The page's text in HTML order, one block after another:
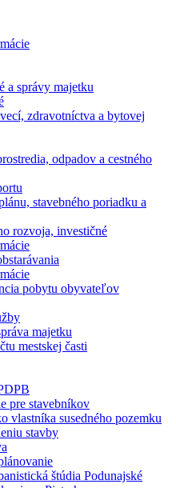
a správy majetku
zdravotníctva a bytovej
odpadov a cestného
stavebného poriadku a
rozvoja, investičné
pobytu obyvateľov
majetku
mestskej časti
pre stavebníkov
vlastníka susedného pozemku
stavby
štúdia Podunajské